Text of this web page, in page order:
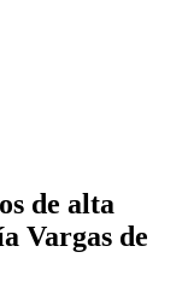
de alta
Vargas de